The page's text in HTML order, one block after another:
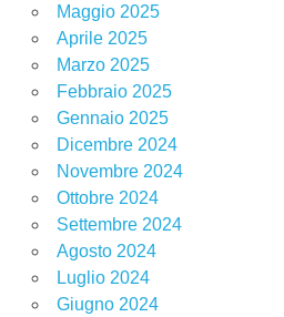
Maggio 2025
Aprile 2025
Marzo 2025
Febbraio 2025
Gennaio 2025
Dicembre 2024
Novembre 2024
Ottobre 2024
Settembre 2024
Agosto 2024
Luglio 2024
Giugno 2024